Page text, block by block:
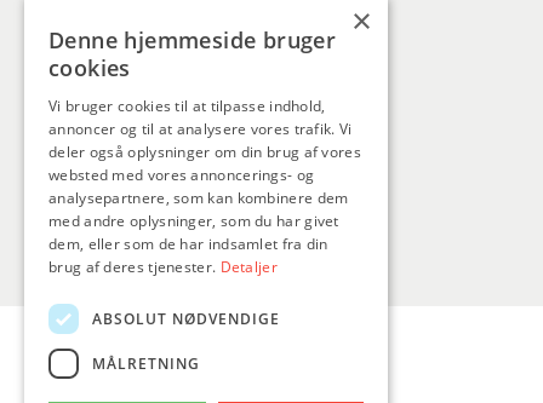
Kontakt
SAFnet
Grønnegade 11A, 9300 Sæby
Tlf. 9846 4646
×
Denne hjemmeside bruger
cookies
Vi bruger cookies til at tilpasse indhold,
annoncer og til at analysere vores trafik. Vi
deler også oplysninger om din brug af vores
websted med vores annoncerings- og
analysepartnere, som kan kombinere dem
med andre oplysninger, som du har givet
dem, eller som de har indsamlet fra din
brug af deres tjenester. Detaljer
ABSOLUT NØDVENDIGE
MÅLRETNING